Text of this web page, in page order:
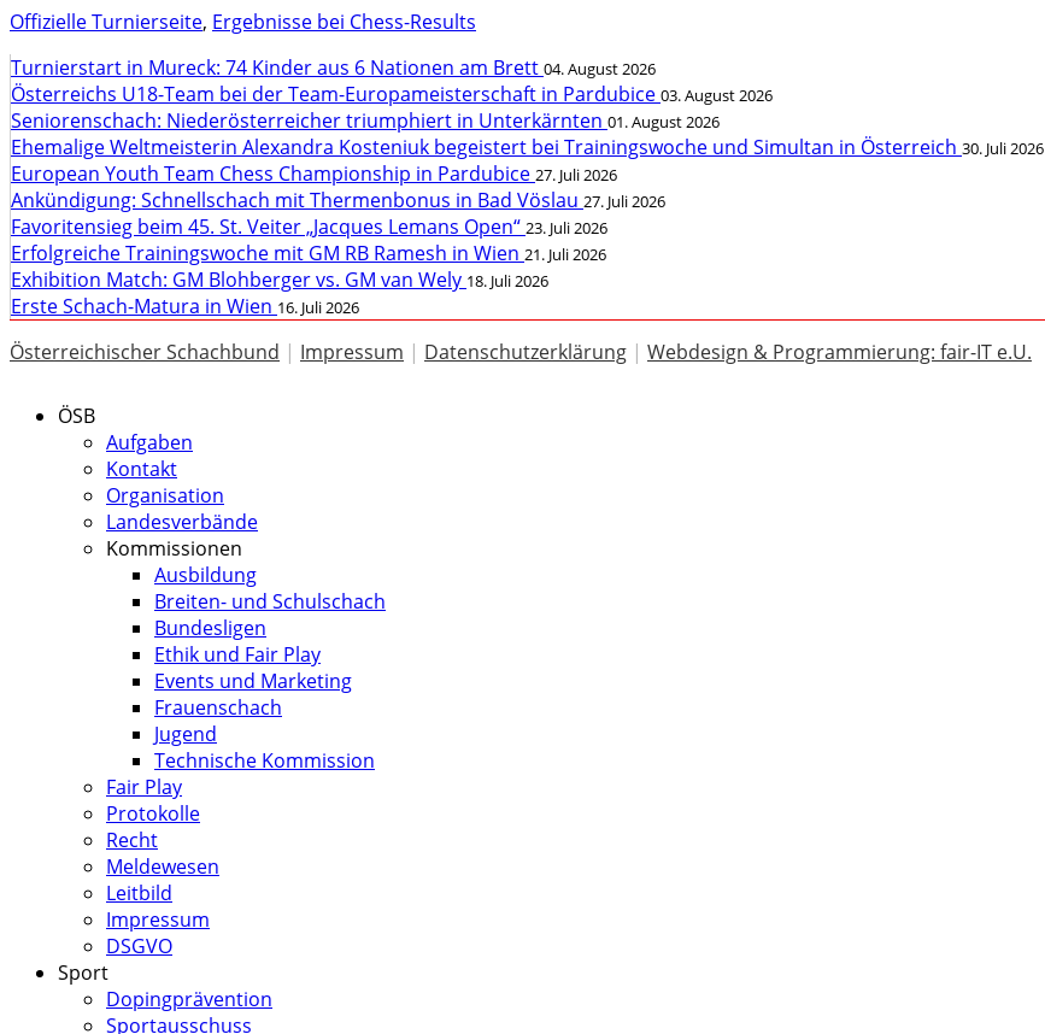
Offizielle Turnierseite, Ergebnisse bei Chess-Results
Turnierstart in Mureck: 74 Kinder aus 6 Nationen am Brett 04. August 2026
Österreichs U18-Team bei der Team-Europameisterschaft in Pardubice 03. August 2026
Seniorenschach: Niederösterreicher triumphiert in Unterkärnten 01. August 2026
Ehemalige Weltmeisterin Alexandra Kosteniuk begeistert bei Trainingswoche und Simultan in Österreich 30. Juli 2026
European Youth Team Chess Championship in Pardubice 27. Juli 2026
Ankündigung: Schnellschach mit Thermenbonus in Bad Vöslau 27. Juli 2026
Favoritensieg beim 45. St. Veiter „Jacques Lemans Open“ 23. Juli 2026
Erfolgreiche Trainingswoche mit GM RB Ramesh in Wien 21. Juli 2026
Exhibition Match: GM Blohberger vs. GM van Wely 18. Juli 2026
Erste Schach-Matura in Wien 16. Juli 2026
Österreichischer Schachbund | Impressum | Datenschutzerklärung | Webdesign & Programmierung: fair-IT e.U.
ÖSB
Aufgaben
Kontakt
Organisation
Landesverbände
Kommissionen
Ausbildung
Breiten- und Schulschach
Bundesligen
Ethik und Fair Play
Events und Marketing
Frauenschach
Jugend
Technische Kommission
Fair Play
Protokolle
Recht
Meldewesen
Leitbild
Impressum
DSGVO
Sport
Dopingprävention
Sportausschuss